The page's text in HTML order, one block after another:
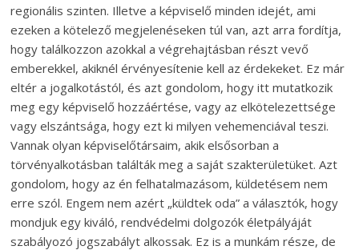
regionális szinten. Illetve a képviselő minden idejét, ami
ezeken a kötelező megjelenéseken túl van, azt arra fordítja,
hogy találkozzon azokkal a végrehajtásban részt vevő
emberekkel, akiknél érvényesítenie kell az érdekeket. Ez már
eltér a jogalkotástól, és azt gondolom, hogy itt mutatkozik
meg egy képviselő hozzáértése, vagy az elkötelezettsége
vagy elszántsága, hogy ezt ki milyen vehemenciával teszi.
Vannak olyan képviselőtársaim, akik elsősorban a
törvényalkotásban találták meg a saját szakterületüket. Azt
gondolom, hogy az én felhatalmazásom, küldetésem nem
erre szól. Engem nem azért „küldtek oda” a választók, hogy
mondjuk egy kiváló, rendvédelmi dolgozók életpályáját
szabályozó jogszabályt alkossak. Ez is a munkám része, de